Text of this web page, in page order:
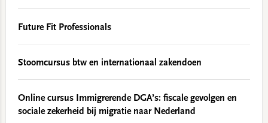
Future Fit Professionals
Stoomcursus btw en internationaal zakendoen
Online cursus Immigrerende DGA’s: fiscale gevolgen en
sociale zekerheid bij migratie naar Nederland